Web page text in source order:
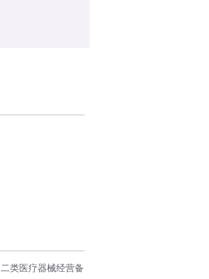
二类医疗器械经营备